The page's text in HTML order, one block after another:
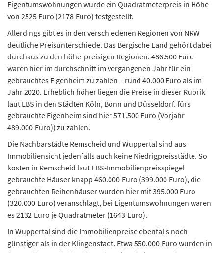
Eigentumswohnungen wurde ein Quadratmeterpreis in Höhe
von 2525 Euro (2178 Euro) festgestellt.
Allerdings gibt es in den verschiedenen Regionen von NRW
deutliche Preisunterschiede. Das Bergische Land gehört dabei
durchaus zu den höherpreisigen Regionen. 486.500 Euro
waren hier im durchschnitt im vergangenen Jahr für ein
gebrauchtes Eigenheim zu zahlen – rund 40.000 Euro als im
Jahr 2020. Erheblich höher liegen die Preise in dieser Rubrik
laut LBS in den Städten Köln, Bonn und Düsseldorf. fürs
gebrauchte Eigenheim sind hier 571.500 Euro (Vorjahr
489.000 Euro)) zu zahlen.
Die Nachbarstädte Remscheid und Wuppertal sind aus
Immobiliensicht jedenfalls auch keine Niedrigpreisstädte. So
kosten in Remscheid laut LBS-Immobilienpreisspiegel
gebrauchte Häuser knapp 460.000 Euro (399.000 Euro), die
gebrauchten Reihenhäuser wurden hier mit 395.000 Euro
(320.000 Euro) veranschlagt, bei Eigentumswohnungen waren
es 2132 Euro je Quadratmeter (1643 Euro).
In Wuppertal sind die Immobilienpreise ebenfalls noch
günstiger als in der Klingenstadt. Etwa 550.000 Euro wurden in